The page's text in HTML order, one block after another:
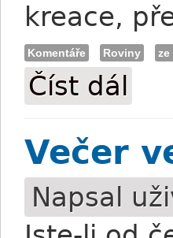
kreace,
Komentáře Roviny ze
Číst dál
Večer
Napsal